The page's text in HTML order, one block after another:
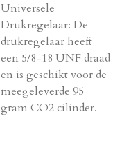
Universele
Drukregelaar: De
drukregelaar heeft
een 5/8-18 UNF draad
en is geschikt voor de
meegeleverde 95
gram CO2 cilinder.